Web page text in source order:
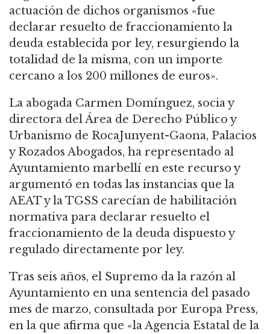
actuación de dichos organismos «fue
declarar resuelto de fraccionamiento la
deuda establecida por ley, resurgiendo la
totalidad de la misma, con un importe
cercano a los 200 millones de euros».
La abogada Carmen Domínguez, socia y
directora del Área de Derecho Público y
Urbanismo de RocaJunyent-Gaona, Palacios
y Rozados Abogados, ha representado al
Ayuntamiento marbellí en este recurso y
argumentó en todas las instancias que la
AEAT y la TGSS carecían de habilitación
normativa para declarar resuelto el
fraccionamiento de la deuda dispuesto y
regulado directamente por ley.
Tras seis años, el Supremo da la razón al
Ayuntamiento en una sentencia del pasado
mes de marzo, consultada por Europa Press,
en la que afirma que «la Agencia Estatal de la